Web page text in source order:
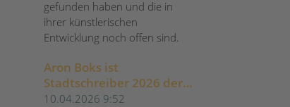
gefunden haben und die in
ihrer künstlerischen
Entwicklung noch offen sind.
Aron Boks ist
Stadtschreiber 2026 der
Stadt Halle (Saale)
10.04.2026 9:52